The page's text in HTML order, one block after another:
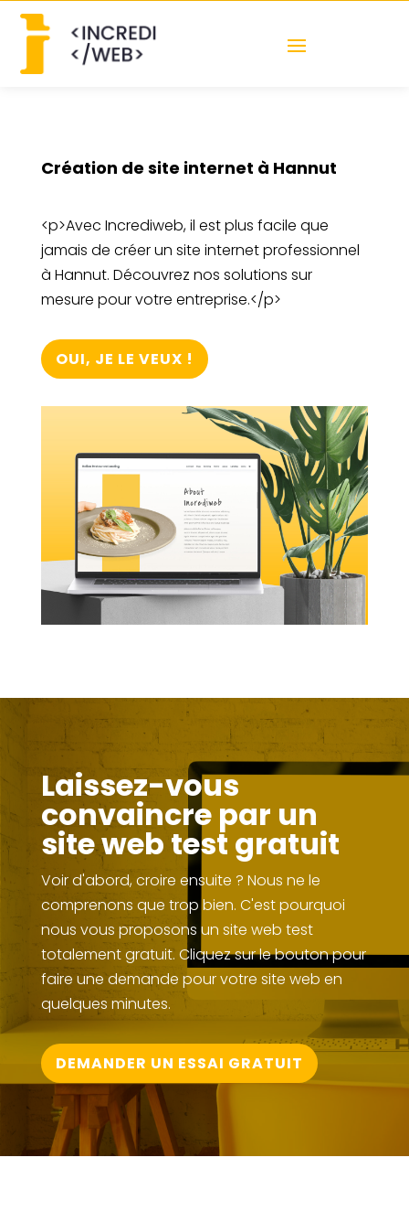
Création de site internet à Hannut
<p>Avec Incrediweb, il est plus facile que
jamais de créer un site internet professionnel
à Hannut. Découvrez nos solutions sur
mesure pour votre entreprise.</p>
OUI, JE LE VEUX !
Laissez-vous
convaincre par un
site web test gratuit
Voir d'abord, croire ensuite ? Nous ne le
comprenons que trop bien. C'est pourquoi
nous vous proposons un site web test
totalement gratuit. Cliquez sur le bouton pour
faire une demande pour votre site web en
quelques minutes.
DEMANDER UN ESSAI GRATUIT